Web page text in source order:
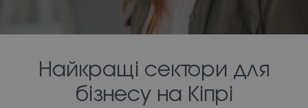
Найкращі сектори для
бізнесу на Кіпрі